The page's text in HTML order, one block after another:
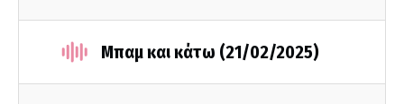
Μπαμ και κάτω (21/02/2025)